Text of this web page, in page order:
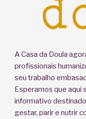
A Casa da Doula
profissionais
seu trabalho
Esperamos que aqui
informativo
gestar, parir e nutrir